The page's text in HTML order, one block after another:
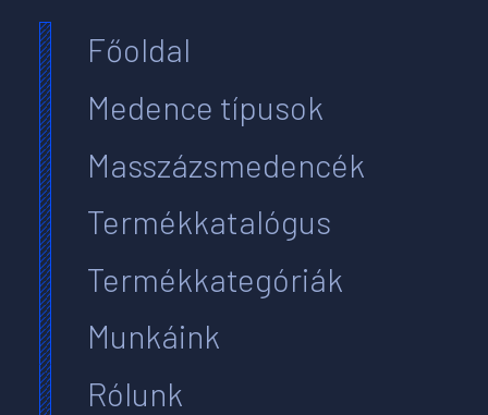
Főoldal
Medence típusok
Masszázsmedencék
Termékkatalógus
Termékkategóriák
Munkáink
Rólunk